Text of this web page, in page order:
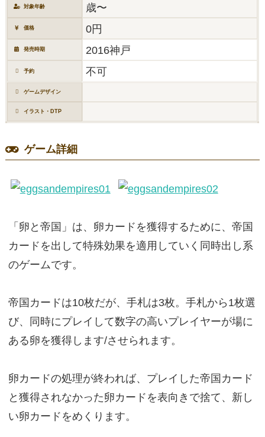
対象年齢 歳〜
価格 0円
発売時期 2016神戸
予約 不可
ゲームデザイン
イラスト・DTP
ゲーム詳細
「卵と帝国」は、卵カードを獲得するために、帝国
カードを出して特殊効果を適用していく同時出し系
のゲームです。
帝国カードは10枚だが、手札は3枚。手札から1枚選
び、同時にプレイして数字の高いプレイヤーが場に
ある卵を獲得します/させられます。
卵カードの処理が終われば、プレイした帝国カード
と獲得されなかった卵カードを表向きで捨て、新し
い卵カードをめくります。